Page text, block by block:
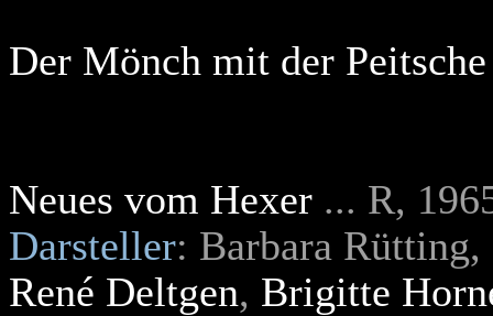
Der Mönch mit der Peitsche
Neues vom Hexer ... R,
Darsteller: Barbara Rütting,
René Deltgen, Brigitte